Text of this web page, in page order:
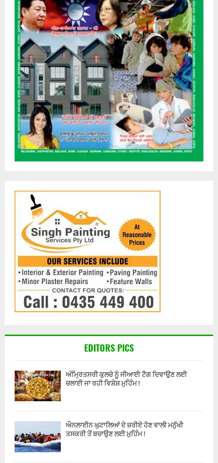
EDITORS PICS
ਅੰਮ੍ਰਿਤਸਰੀ ਕੁਲਚੇ ਨੂੰ ਜੀਆਈ ਟੈਗ ਦਿਵਾਉਣ ਲਈ
ਚਲਾਈ ਜਾ ਰਹੀ ਵਿਸ਼ੇਸ਼ ਮੁਹਿੰਮ !
ਔਨਲਾਈਨ ਘੁਟਾਲਿਆਂ ਦੇ ਜ਼ਰੀਏ ਹੋਣ ਵਾਲੀ ਮਨੁੱਖੀ
ਤਸਕਰੀ ਤੋਂ ਬਚਾਉਣ ਲਈ ਮੁਹਿੰਮ !